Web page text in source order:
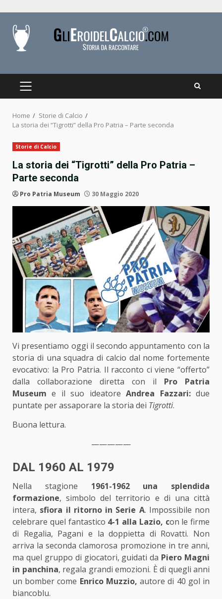
content
PRIMARY
Home
Storie di Calcio
La storia dei “Tigrotti” della Pro Patria – Parte seconda
Storie di Calcio
La storia dei “Tigrotti” della Pro Patria –
Parte seconda
Pro Patria Museum 30 Maggio 2020
Vi presentiamo oggi il secondo appuntamento con la
storia di una squadra di calcio dal nome fortemente
evocativo: la Pro Patria. Il racconto ci viene “offerto”
dalla collaborazione diretta con il Pro Patria
Museum e il suo ideatoreAndrea Fazzari:due
puntate per assaporare la storia dei Tigrotti.
Buona lettura.
—————
DAL 1960 AL 1979
Nella stagione 1961-1962
una splendida
formazione, simbolo del territorio e di una città
intera, sfiora il ritorno in Serie A. Impossibile non
celebrare quel fantastico 4-1 alla Lazio, con le firme
di Regalia, Pagani e la doppietta di Rovatti. Non
arriva la seconda clamorosa promozione in tre anni,
ma quel gruppo di giocatori, guidati da Piero Magni
in panchina, regala grandi emozioni. È di quegli anni
un bomber come Enrico Muzzio,autore di 40 gol in
biancoblu.